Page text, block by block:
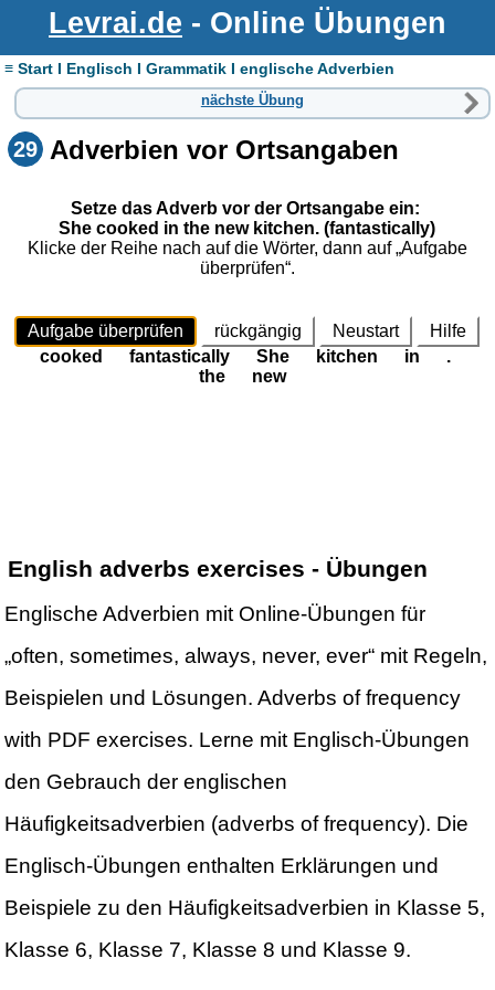
Levrai.de - Online Übungen
≡ Start I Englisch I Grammatik I englische Adverbien
nächste Übung
29 Adverbien vor Ortsangaben
English adverbs exercises - Übungen
Englische Adverbien mit Online-Übungen für
„often, sometimes, always, never, ever“ mit Regeln,
Beispielen und Lösungen. Adverbs of frequency
with PDF exercises. Lerne mit Englisch-Übungen
den Gebrauch der englischen
Häufigkeitsadverbien (adverbs of frequency). Die
Englisch-Übungen enthalten Erklärungen und
Beispiele zu den Häufigkeitsadverbien in Klasse 5,
Klasse 6, Klasse 7, Klasse 8 und Klasse 9.